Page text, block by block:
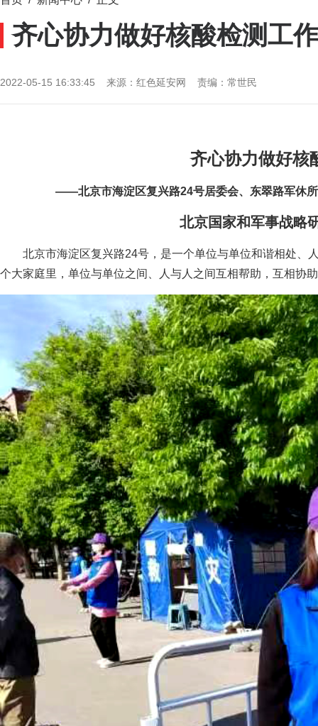
齐心协力做好核酸检测工作
2022-05-15 16:33:45 来源：红色延安网 责编：常世民
齐心协力做好
——北京市海淀区复兴路24号居委会、东翠路军休
北京国家和军事战略
北京市海淀区复兴路24号，是一个单位与单位和谐相处、
个大家庭里，单位与单位之间、人与人之间互相帮助，互相协